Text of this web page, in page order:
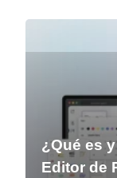
¿Qué es
Editor de